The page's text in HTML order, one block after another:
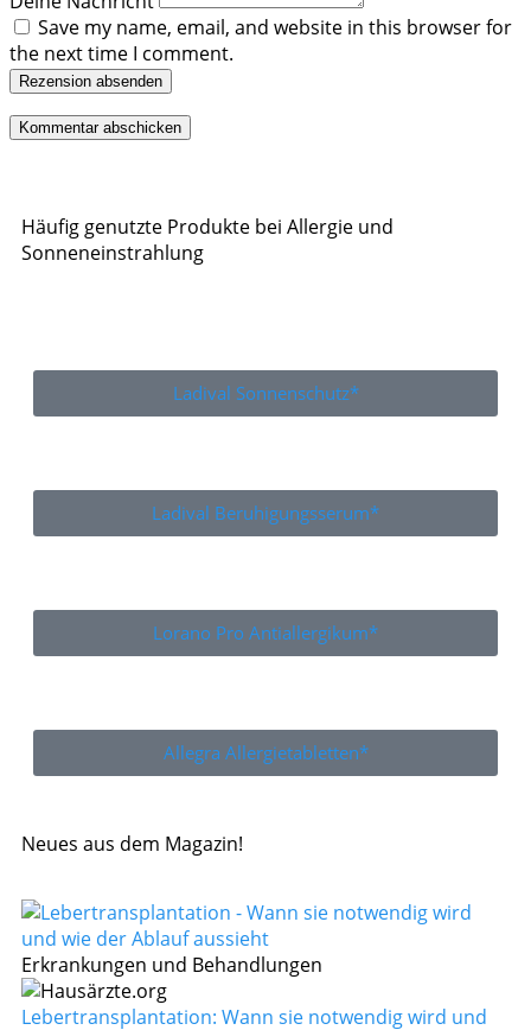
Save my name, email, and website in this browser for
the next time I comment.
Rezension absenden
Häufig genutzte Produkte bei Allergie und
Sonneneinstrahlung
Ladival Sonnenschutz*
Ladival Beruhigungsserum*
Lorano Pro Antiallergikum*
Allegra Allergietabletten*
Neues aus dem Magazin!
Erkrankungen und Behandlungen
Lebertransplantation: Wann sie notwendig wird und